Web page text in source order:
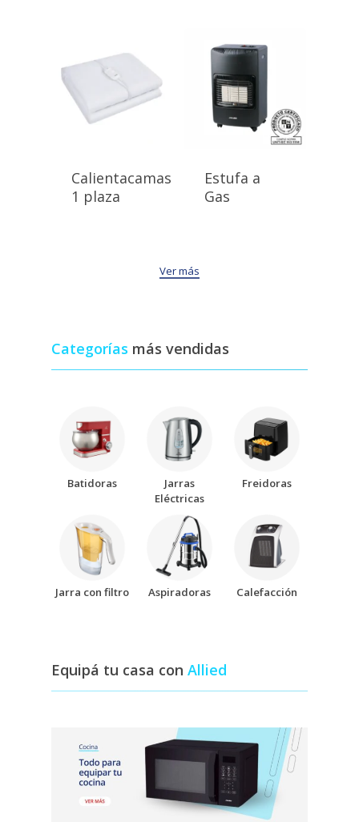
Calientacamas
1 plaza
Estufa a
Gas
Ver más
Categorías más vendidas
Batidoras
Jarras
Eléctricas
Freidoras
Jarra con filtro Aspiradoras Calefacción
Equipá tu casa conAllied